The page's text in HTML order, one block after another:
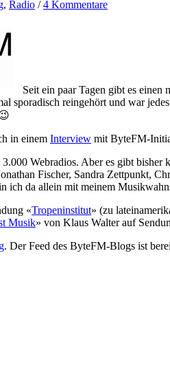
, Radio /4 Kommentare
Seit ein paar Tagen gibt es einen
sporadisch reingehört und war
in einem Interview mit ByteFM-
Webradios. Aber es gibt
Fischer, Sandra Zettpunkt,
ich da allein mit meinem
«Tropeninstitut» (zu
Musik» von Klaus Walter auf
. Der Feed des ByteFM-Blogs ist